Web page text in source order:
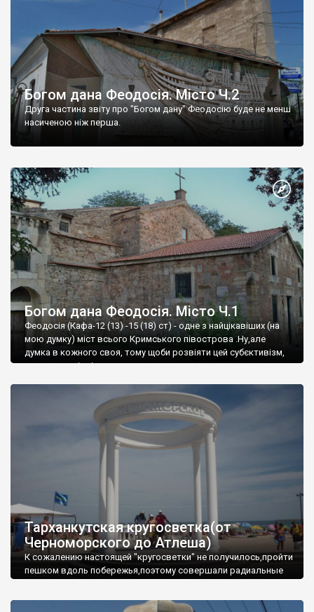
Богом дана Феодосія. Місто Ч.2
Друга частина звіту про "Богом дану" Феодосію буде не менш
насиченою ніж перша.
Богом дана Феодосія. Місто Ч.1
Феодосія (Кафа-12 (13) -15 (18) ст) - одне з найцікавіших (на
мою думку) міст всього Кримського півострова .Ну,але
думка в кожного своя, тому щоби розвіяти цей субєктивізм,
запрошую відвідати це
Тарханкутская кругосветка(от
Черноморского до Атлеша)
К сожалению настоящей "кругосветки" не получилось,пройти
пешком вдоль побережья,поэтому совершали радиальные